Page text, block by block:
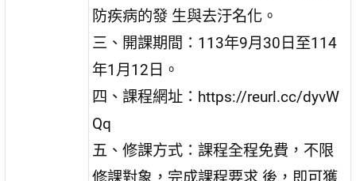
防疾病的發 生與去汙名化。
三、開課期間：113年9月30日至114
年1月12日。
四、課程網址：https://reurl.cc/dyvW
Qq
五、修課方式：課程全程免費，不限